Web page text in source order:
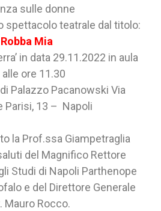
sulle donne
spettacolo teatrale dal titolo:
Robba Mia
in data 29.11.2022 in aula
alle ore 11.30
Palazzo Pacanowski Via
Parisi, 13 – Napoli
la Prof.ssa Giampetraglia
del Magnifico Rettore
Studi di Napoli Parthenope
e del Direttore Generale
Mauro Rocco.